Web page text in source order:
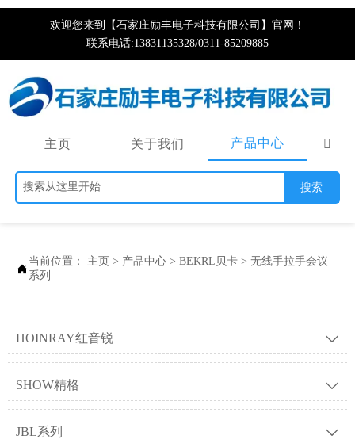
欢迎您来到【石家庄励丰电子科技有限公司】官网！
联系电话:13831135328/0311-85209885
主页 关于我们 产品中心
搜索

当前位置： 主页 > 产品中心 > BEKRL贝卡 > 无线手拉手会议
系列
HOINRAY红音锐 
SHOW精格 
JBL系列 